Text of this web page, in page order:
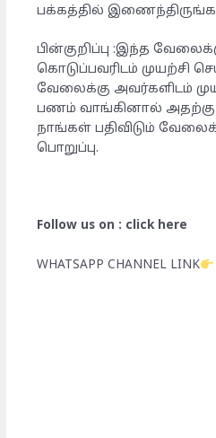
பக்கத்தில்
பின்குறிப்பு :இந்த
கொடுப்பவரிடம் முயற்சி
வேலைக்கு அவர்களிடம்
பணம் வாங்கினால்
நாங்கள் பதிவிடும்
பொறுப்பு.
Follow us on : click here
WHATSAPP CHANNEL LINK